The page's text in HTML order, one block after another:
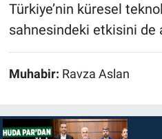
Türkiye’nin küresel
sahnesindeki etkisini de
Muhabir: Ravza Aslan